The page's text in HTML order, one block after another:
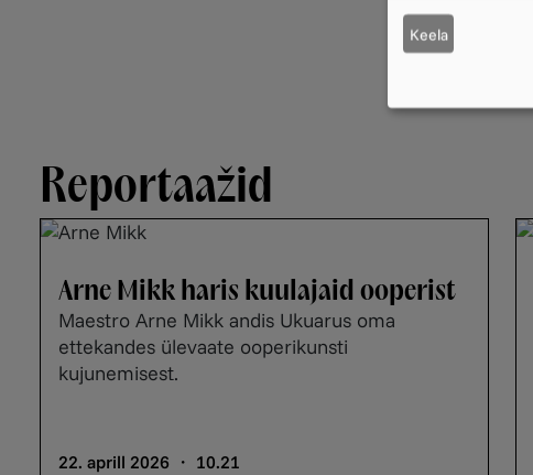
Reportaažid
Arne Mikk haris kuulajaid ooperist
Maestro Arne Mikk andis Ukuarus oma
ettekandes ülevaate ooperikunsti
kujunemisest.
22. aprill 2026 ・ 10.21
Keela